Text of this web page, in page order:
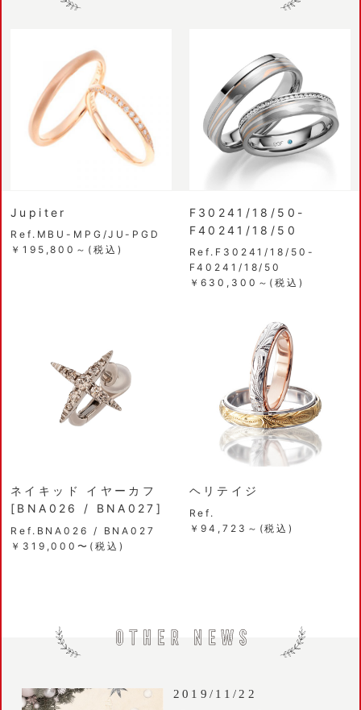
Jupiter
Ref.MBU-MPG/JU-PGD
￥195,800～(税込)
F30241/18/50-
F40241/18/50
Ref.F30241/18/50-
F40241/18/50
￥630,300～(税込)
ネイキッド イヤーカフ
[BNA026 / BNA027]
Ref.BNA026 / BNA027
￥319,000〜(税込)
ヘリテイジ
Ref.
￥94,723～(税込)
2019/11/22